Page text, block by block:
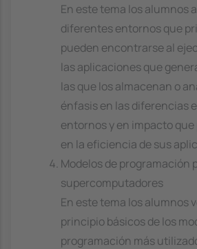
En este tema los alumnos
diferentes entornos que
pueden encontrarse al
las aplicaciones que
las que los almacenan o
énfasis en las diferencias
entornos y en impacto
en la eficiencia de sus
Modelos de programación
supercomputadores
En este tema los alumnos
principio básicos de los
programación más